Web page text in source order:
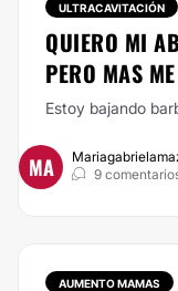
ULTRACAVITACIÓN
QUIERO MI
PERO MAS
Estoy bajando
MA
9
AUMENTO MAMAS